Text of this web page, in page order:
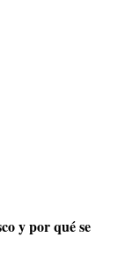
y por qué se